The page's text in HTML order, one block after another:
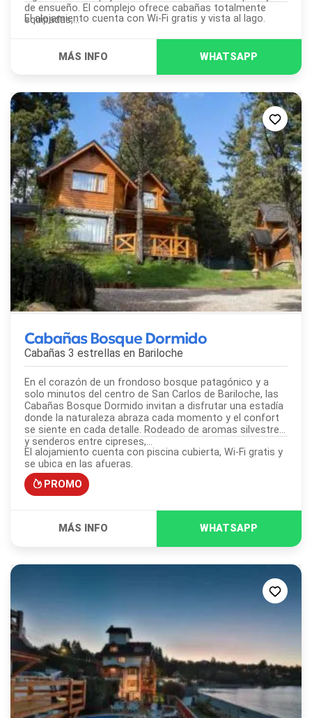
de ensueño. El complejo ofrece cabañas totalmente
equipadas,...
El alojamiento cuenta con Wi-Fi gratis y vista al lago.
Cabañas Bosque Dormido
Cabañas 3 estrellas en Bariloche
En el corazón de un frondoso bosque patagónico y a
solo minutos del centro de San Carlos de Bariloche, las
Cabañas Bosque Dormido invitan a disfrutar una estadía
donde la naturaleza abraza cada momento y el confort
se siente en cada detalle. Rodeado de aromas silvestres
y senderos entre cipreses,...
El alojamiento cuenta con piscina cubierta, Wi-Fi gratis y
se ubica en las afueras.